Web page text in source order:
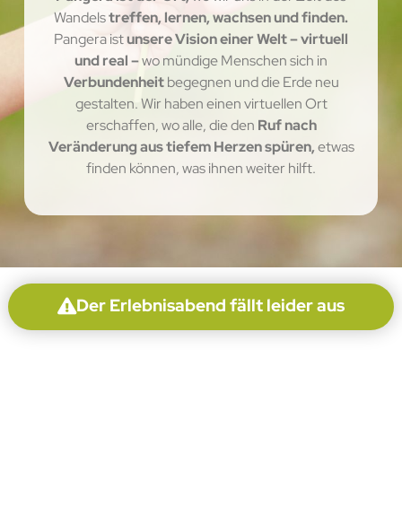
Wandelstreffen, lernen, wachsen und finden.
Pangera istunsere Vision einer Welt – virtuell
und real –wo mündige Menschen sich in
Verbundenheitbegegnen und die Erde neu
gestalten. Wir haben einen virtuellen Ort
erschaffen, wo alle, die den Ruf nach
Veränderung aus tiefem Herzen spüren,etwas
finden können, was ihnen weiter hilft.
Der Erlebnisabend fällt leider aus